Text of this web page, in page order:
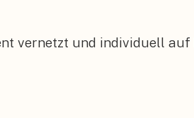
vernetzt und individuell